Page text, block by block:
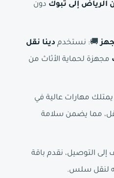
إلى تبوك دون
🚚: نستخدم دينا نقل
مجهزة لحماية الأثاث من
يمتلك مهارات عالية في
مما يضمن سلامة
التوصيل، نقدم باقة
لنقل سلس.